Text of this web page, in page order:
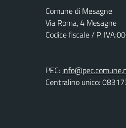
Comune di Mesagne
Via Roma, 4 Mesagne
Codice fiscale / P.
PEC:
Centralino unico: